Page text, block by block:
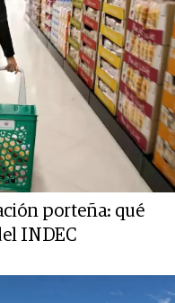
porteña: qué
INDEC